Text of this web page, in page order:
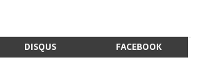
DISQUS FACEBOOK